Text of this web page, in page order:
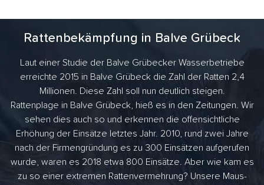
Rattenbekämpfung in Balve Grübeck
Laut einer Studie der Balve Grübecker Wasserbetriebe
erreichte 2015 in Balve Grübeck die Zahl der Ratten 2,4
Millionen. Diese Zahl soll nun deutlich steigen.
Rattenplage in Balve Grübeck, hieß es in den Zeitungen. Wir
sehen dies auch so und erkennen die offensichtliche
Erhöhung der Einsätze letztes Jahr. 2010, rund zwei Jahre
nach der Firmengründung es zu 300 Einsätzen aufgerufen
wurde, waren es 2018 etwa 800 Einsätze. Aber wie kam es
zu so einer extremen Rattenvermehrung? Unsere Maus-